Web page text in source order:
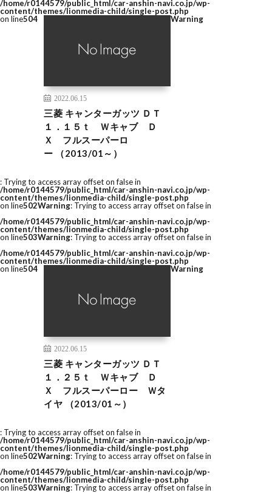
/home/r0144579/public_html/car-anshin-navi.co.jp/wp-
content/themes/lionmedia-child/single-post.php
on line504
2022.06.15
三菱 キャンターガッツ ＤＴ
１．１５ｔ Ｗキャブ Ｄ
Ｘ フルスーパーロ
ー （2013/01～）
Warning
: Trying to access array offset on false in
/home/r0144579/public_html/car-anshin-navi.co.jp/wp-
content/themes/lionmedia-child/single-post.php
on line502Warning: Trying to access array offset on false in
/home/r0144579/public_html/car-anshin-navi.co.jp/wp-
content/themes/lionmedia-child/single-post.php
on line503Warning: Trying to access array offset on false in
/home/r0144579/public_html/car-anshin-navi.co.jp/wp-
content/themes/lionmedia-child/single-post.php
on line504
2022.06.15
三菱 キャンターガッツ ＤＴ
１．２５ｔ Ｗキャブ Ｄ
Ｘ フルスーパーロー Ｗタ
イヤ （2013/01～）
Warning
: Trying to access array offset on false in
/home/r0144579/public_html/car-anshin-navi.co.jp/wp-
content/themes/lionmedia-child/single-post.php
on line502Warning: Trying to access array offset on false in
/home/r0144579/public_html/car-anshin-navi.co.jp/wp-
content/themes/lionmedia-child/single-post.php
on line503Warning: Trying to access array offset on false in